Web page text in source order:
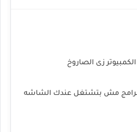
زى الصاروخ
مش بتشتغل عندك الشاشه